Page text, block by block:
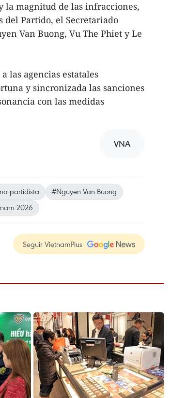
la magnitud de las infracciones,
del Partido, el Secretariado
Van Buong, Vu The Phiet y Le
las agencias estatales
y sincronizada las sanciones
con las medidas
VNA
partidista
#Nguyen Van Buong
2026
Seguir VietnamPlus